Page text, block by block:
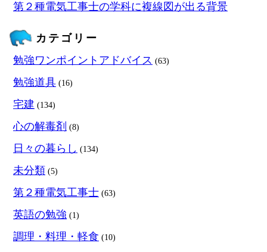
第２種電気工事士の学科に複線図が出る背景
カテゴリー
勉強ワンポイントアドバイス (63)
勉強道具 (16)
宅建 (134)
心の解毒剤 (8)
日々の暮らし (134)
未分類 (5)
第２種電気工事士 (63)
英語の勉強 (1)
調理・料理・軽食 (10)